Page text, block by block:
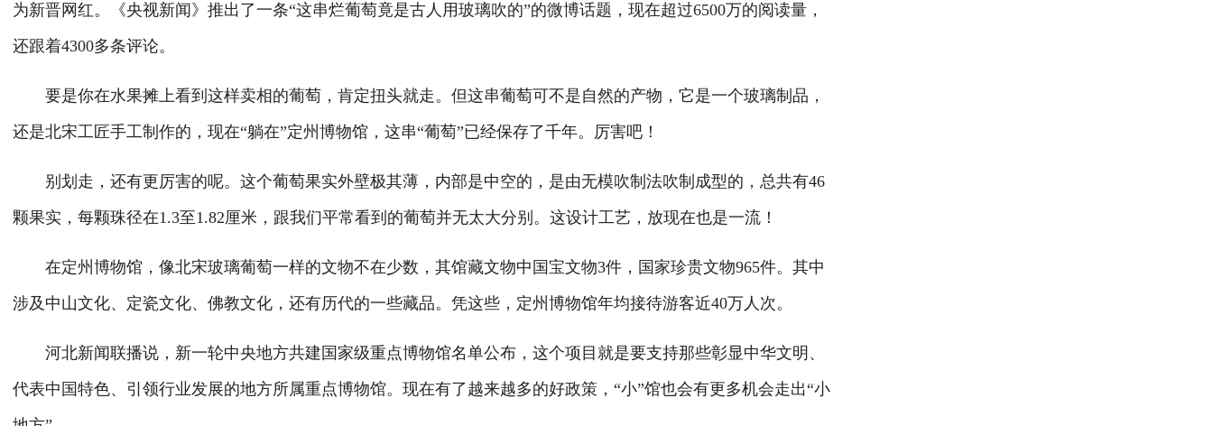
为新晋网红。《央视新闻》推出了一条“这串烂葡萄竟是古人用玻璃吹的”的微博话题，现在超过6500万的阅读量，
还跟着4300多条评论。
要是你在水果摊上看到这样卖相的葡萄，肯定扭头就走。但这串葡萄可不是自然的产物，它是一个玻璃制品，
还是北宋工匠手工制作的，现在“躺在”定州博物馆，这串“葡萄”已经保存了千年。厉害吧！
别划走，还有更厉害的呢。这个葡萄果实外壁极其薄，内部是中空的，是由无模吹制法吹制成型的，总共有46
颗果实，每颗珠径在1.3至1.82厘米，跟我们平常看到的葡萄并无太大分别。这设计工艺，放现在也是一流！
在定州博物馆，像北宋玻璃葡萄一样的文物不在少数，其馆藏文物中国宝文物3件，国家珍贵文物965件。其中
涉及中山文化、定瓷文化、佛教文化，还有历代的一些藏品。凭这些，定州博物馆年均接待游客近40万人次。
河北新闻联播说，新一轮中央地方共建国家级重点博物馆名单公布，这个项目就是要支持那些彰显中华文明、
代表中国特色、引领行业发展的地方所属重点博物馆。现在有了越来越多的好政策，“小”馆也会有更多机会走出“小